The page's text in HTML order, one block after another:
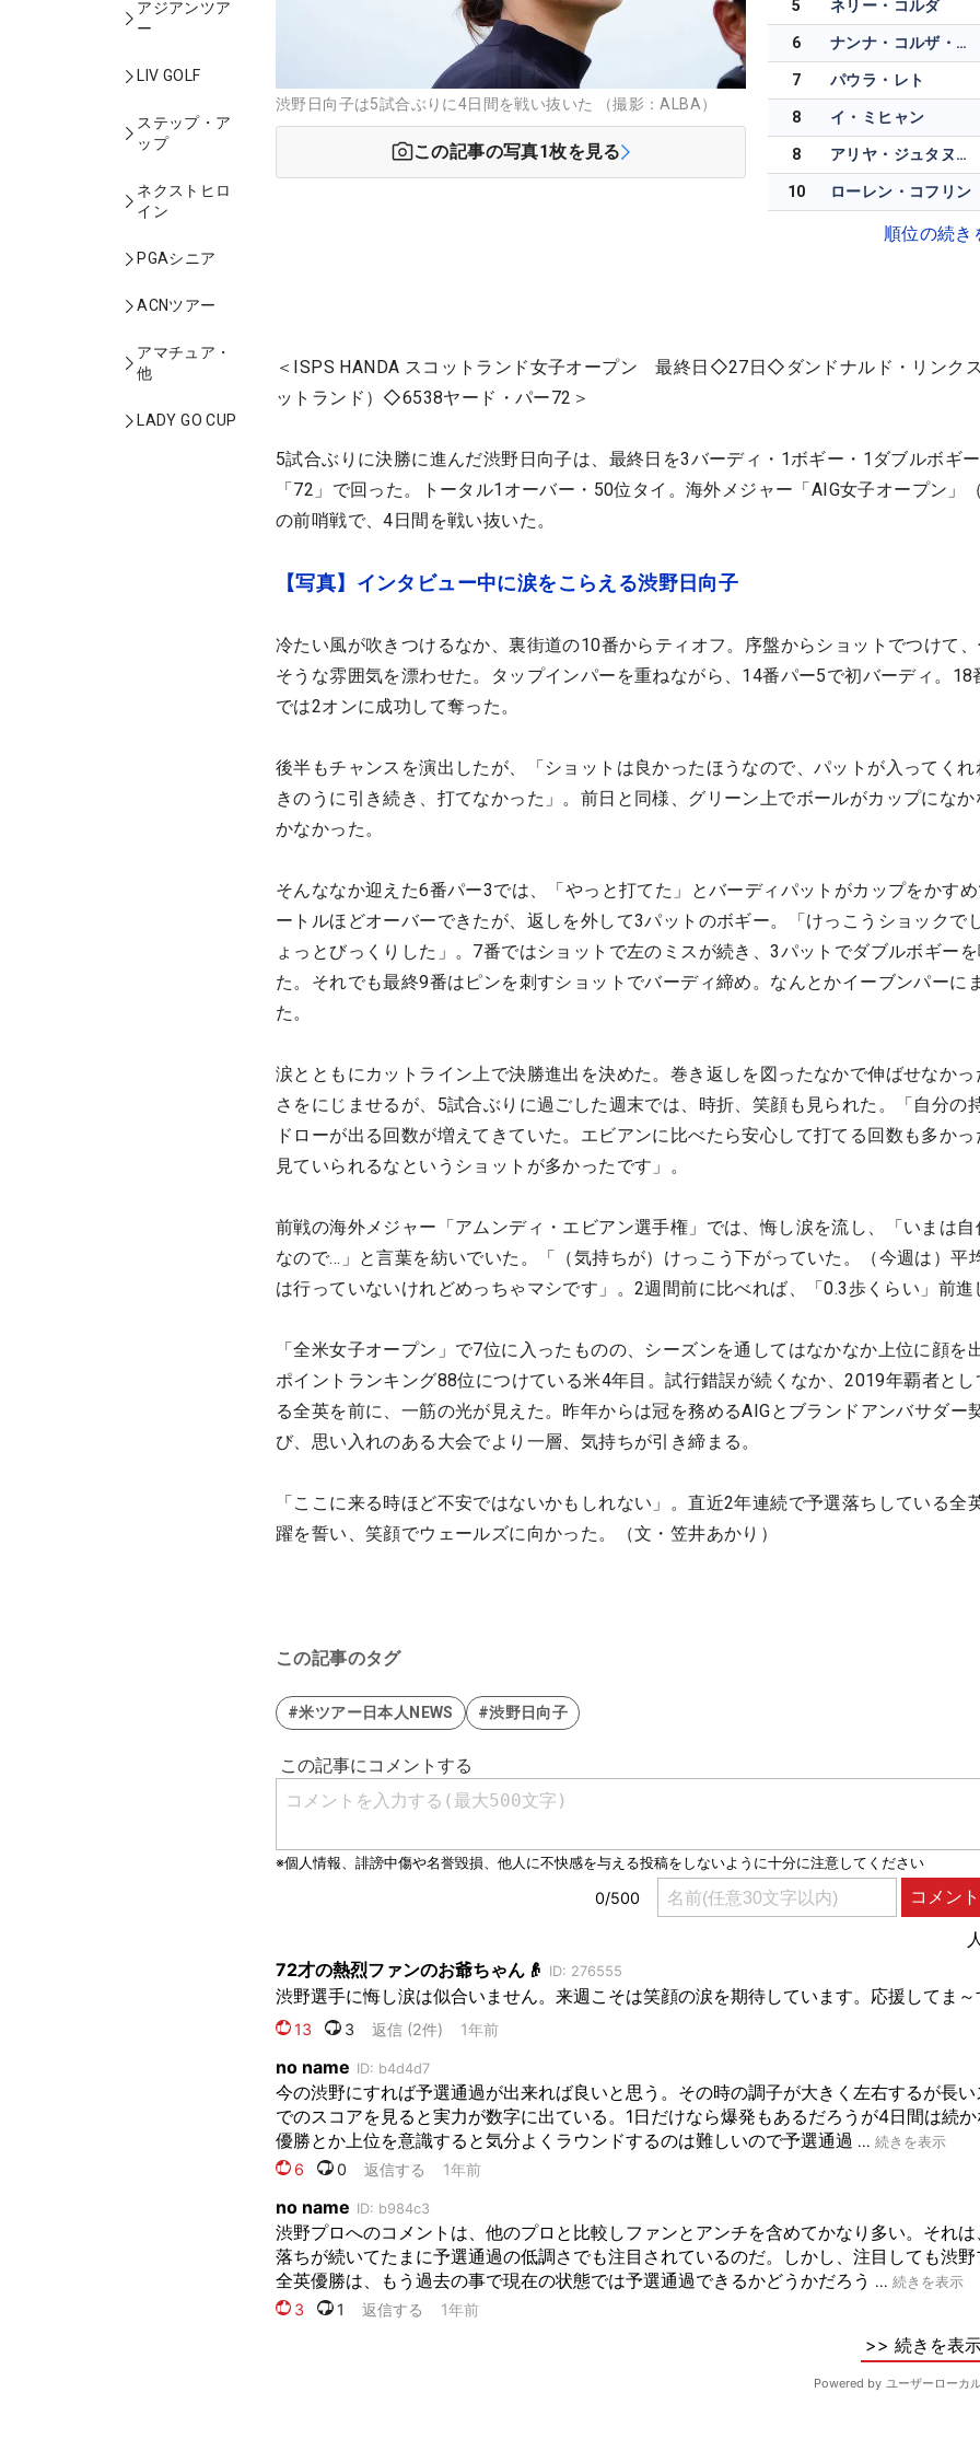
アジアンツア
ー
LIV GOLF
ステップ・ア
ップ
ネクストヒロ
イン
PGAシニア
ACNツアー
アマチュア・
他
LADY GO CUP
渋野日向子は5試合ぶりに4日間を戦い抜いた （撮影：ALBA）
この記事の写真1枚を見る
5 ネリー・コルダ
6 ナンナ・コルザ・マジソン
7 パウラ・レト
8 イ・ミヒャン
8 アリヤ・ジュタヌガーン
10 ローレン・コフリン
順位の続き
＜ISPS HANDA スコットランド女子オープン 最終日◇27日◇ダンドナルド・リンク
ットランド）◇6538ヤード・パー72＞
5試合ぶりに決勝に進んだ渋野日向子は、最終日を3バーディ・1ボギー・1ダブルボギ
「72」で回った。トータル1オーバー・50位タイ。海外メジャー「AIG女子オープン」
の前哨戦で、4日間を戦い抜いた。
【写真】インタビュー中に涙をこらえる渋野日向子
冷たい風が吹きつけるなか、裏街道の10番からティオフ。序盤からショットでつけて
そうな雰囲気を漂わせた。タップインパーを重ねながら、14番パー5で初バーディ。18
では2オンに成功して奪った。
後半もチャンスを演出したが、「ショットは良かったほうなので、パットが入ってくれ
きのうに引き続き、打てなかった」。前日と同様、グリーン上でボールがカップになか
かなかった。
そんななか迎えた6番パー3では、「やっと打てた」とバーディパットがカップをかす
ートルほどオーバーできたが、返しを外して3パットのボギー。「けっこうショックで
ょっとびっくりした」。7番ではショットで左のミスが続き、3パットでダブルボギー
た。それでも最終9番はピンを刺すショットでバーディ締め。なんとかイーブンパーに
た。
涙とともにカットライン上で決勝進出を決めた。巻き返しを図ったなかで伸ばせなかっ
さをにじませるが、5試合ぶりに過ごした週末では、時折、笑顔も見られた。「自分の
ドローが出る回数が増えてきていた。エビアンに比べたら安心して打てる回数も多かっ
見ていられるなというショットが多かったです」。
前戦の海外メジャー「アムンディ・エビアン選手権」では、悔し涙を流し、「いまは自
なので…」と言葉を紡いでいた。「（気持ちが）けっこう下がっていた。（今週は）平
は行っていないけれどめっちゃマシです」。2週間前に比べれば、「0.3歩くらい」前進
「全米女子オープン」で7位に入ったものの、シーズンを通してはなかなか上位に顔を
ポイントランキング88位につけている米4年目。試行錯誤が続くなか、2019年覇者とし
る全英を前に、一筋の光が見えた。昨年からは冠を務めるAIGとブランドアンバサダー
び、思い入れのある大会でより一層、気持ちが引き締まる。
「ここに来る時ほど不安ではないかもしれない」。直近2年連続で予選落ちしている全
躍を誓い、笑顔でウェールズに向かった。（文・笠井あかり）
この記事のタグ
#米ツアー日本人NEWS #渋野日向子